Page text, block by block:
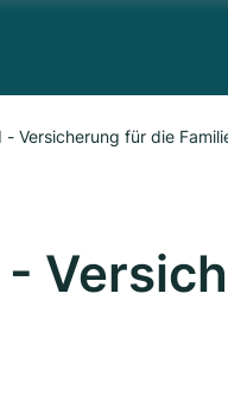
- Versicherung für die
-